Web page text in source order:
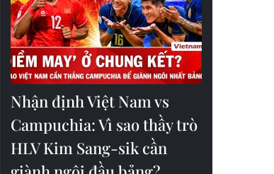
Nhận định Việt Nam vs
Campuchia: Vì sao thầy trò
HLV Kim Sang-sik cần